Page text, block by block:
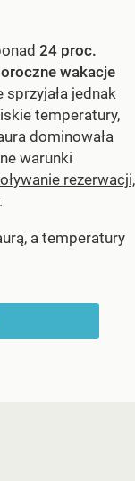
24 proc.
wakacje
jednak
temperatury,
dominowała
warunki
rezerwacji,
.
a temperatury